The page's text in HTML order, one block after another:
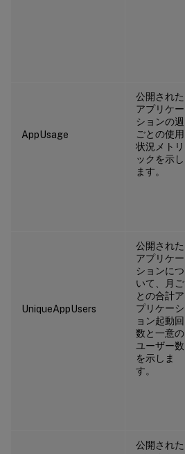
AppUsage
公開された
アプリケー
ションの週
ごとの使用
状況メトリ
ックを示し
ます。
UniqueAppUsers
公開された
アプリケー
ションにつ
いて、月ご
との合計ア
プリケーシ
ョン起動回
数と一意の
ユーザー数
を示しま
す。
公開された